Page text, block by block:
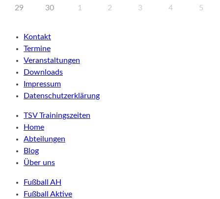
29 30 1 2 3 4 5
Kontakt
Termine
Veranstaltungen
Downloads
Impressum
Datenschutzerklärung
TSV Trainingszeiten
Home
Abteilungen
Blog
Über uns
Fußball AH
Fußball Aktive